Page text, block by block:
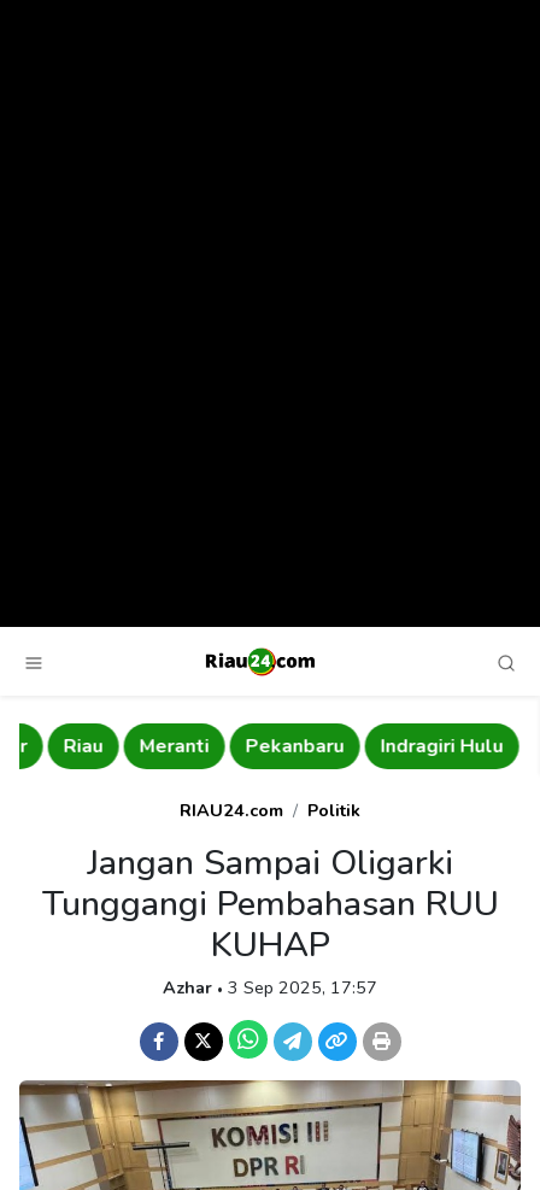
Riau Meranti Pekanbaru Indragiri Hulu
RIAU24.com Politik
Jangan Sampai Oligarki
Tunggangi Pembahasan RUU
KUHAP
Azhar • 3 Sep 2025, 17:57